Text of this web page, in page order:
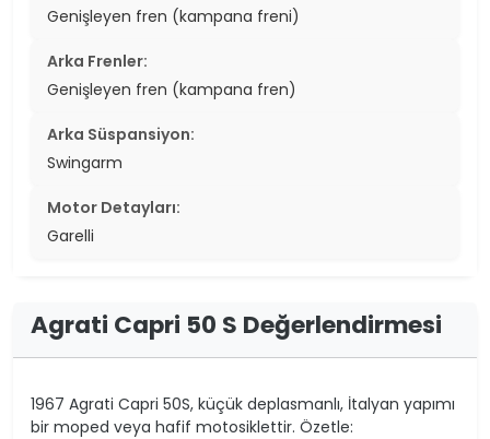
Genişleyen fren (kampana freni)
Arka Frenler:
Genişleyen fren (kampana fren)
Arka Süspansiyon:
Swingarm
Motor Detayları:
Garelli
Agrati Capri 50 S Değerlendirmesi
1967 Agrati Capri 50S, küçük deplasmanlı, İtalyan yapımı
bir moped veya hafif motosiklettir. Özetle: